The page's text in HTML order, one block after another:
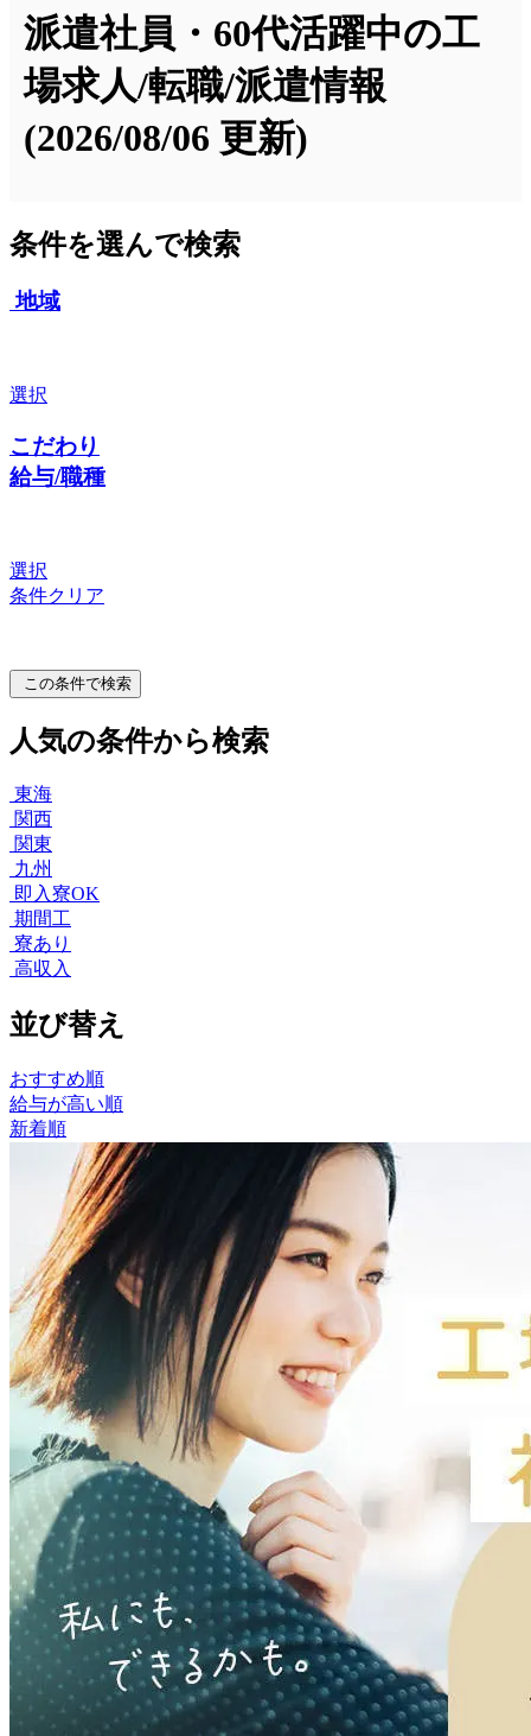
派遣社員・60代活躍中の工
場求人/転職/派遣情報
(2026/08/06 更新)
条件を選んで検索
地域
選択
こだわり
給与/職種
選択
条件クリア
この条件で検索
人気の条件から検索
東海
関西
関東
九州
即入寮OK
期間工
寮あり
高収入
並び替え
おすすめ順
給与が高い順
新着順